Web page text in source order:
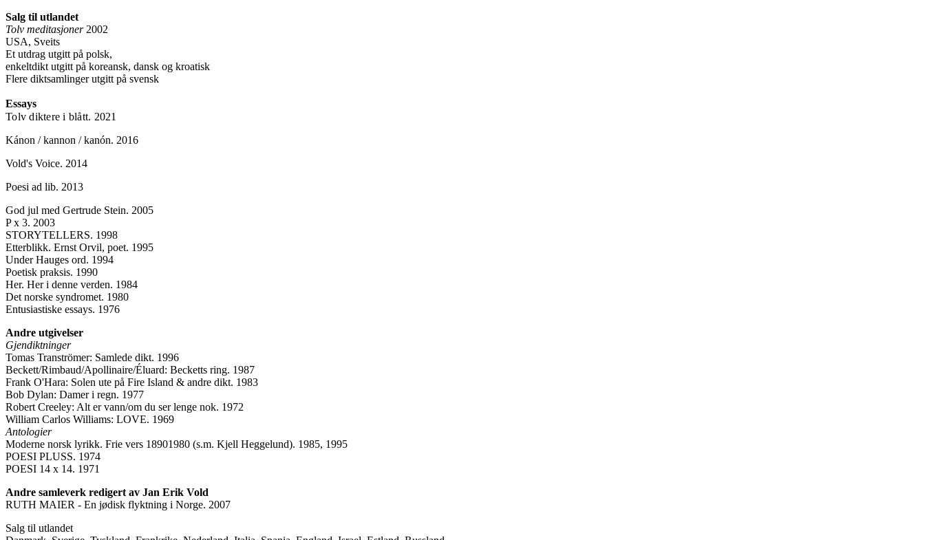
Salg til utlandet
Tolv meditasjoner 2002
USA, Sveits
Et utdrag utgitt på polsk,
enkeltdikt utgitt på koreansk, dansk og kroatisk
Flere diktsamlinger utgitt på svensk
Essays
Tolv diktere i blått. 2021
Kánon / kannon / kanón. 2016
Vold's Voice. 2014
Poesi ad lib. 2013
God jul med Gertrude Stein. 2005
P x 3. 2003
STORYTELLERS. 1998
Etterblikk. Ernst Orvil, poet. 1995
Under Hauges ord. 1994
Poetisk praksis. 1990
Her. Her i denne verden. 1984
Det norske syndromet. 1980
Entusiastiske essays. 1976
Andre utgivelser
Gjendiktninger
Tomas Tranströmer: Samlede dikt. 1996
Beckett/Rimbaud/Apollinaire/Éluard: Becketts ring. 1987
Frank O'Hara: Solen ute på Fire Island & andre dikt. 1983
Bob Dylan: Damer i regn. 1977
Robert Creeley: Alt er vann/om du ser lenge nok. 1972
William Carlos Williams: LOVE. 1969
Antologier
Moderne norsk lyrikk. Frie vers 18901980 (s.m. Kjell Heggelund). 1985, 1995
POESI PLUSS. 1974
POESI 14 x 14. 1971
Andre samleverk redigert av Jan Erik Vold
RUTH MAIER - En jødisk flyktning i Norge. 2007
Salg til utlandet